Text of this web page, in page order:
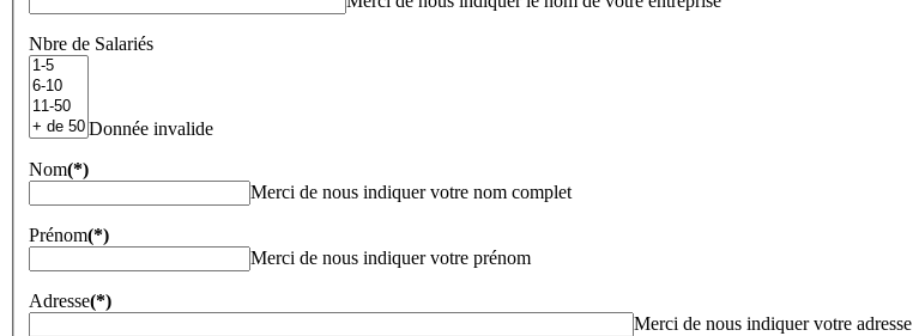
Nbre de Salariés
Donnée invalide
Nom(*)
Merci de nous indiquer votre nom complet
Prénom(*)
Merci de nous indiquer votre prénom
Adresse(*)
Merci de nous indiquer votre adresse